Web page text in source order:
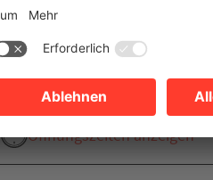
Inspiration.
Heilbronner
Einkaufsgutschein
Öffnungszeiten anzeigen